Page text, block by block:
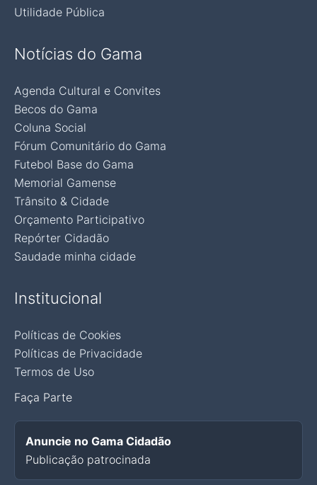
Utilidade Pública
Notícias do Gama
Agenda Cultural e Convites
Becos do Gama
Coluna Social
Fórum Comunitário do Gama
Futebol Base do Gama
Memorial Gamense
Trânsito & Cidade
Orçamento Participativo
Repórter Cidadão
Saudade minha cidade
Institucional
Políticas de Cookies
Políticas de Privacidade
Termos de Uso
Faça Parte
Anuncie no Gama Cidadão
Publicação patrocinada